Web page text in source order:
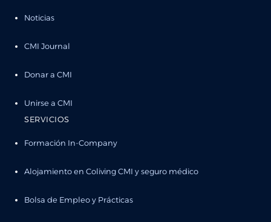
Noticias
CMI Journal
Donar a CMI
Unirse a CMI
SERVICIOS
Formación In-Company
Alojamiento en Coliving CMI y seguro médico
Bolsa de Empleo y Prácticas